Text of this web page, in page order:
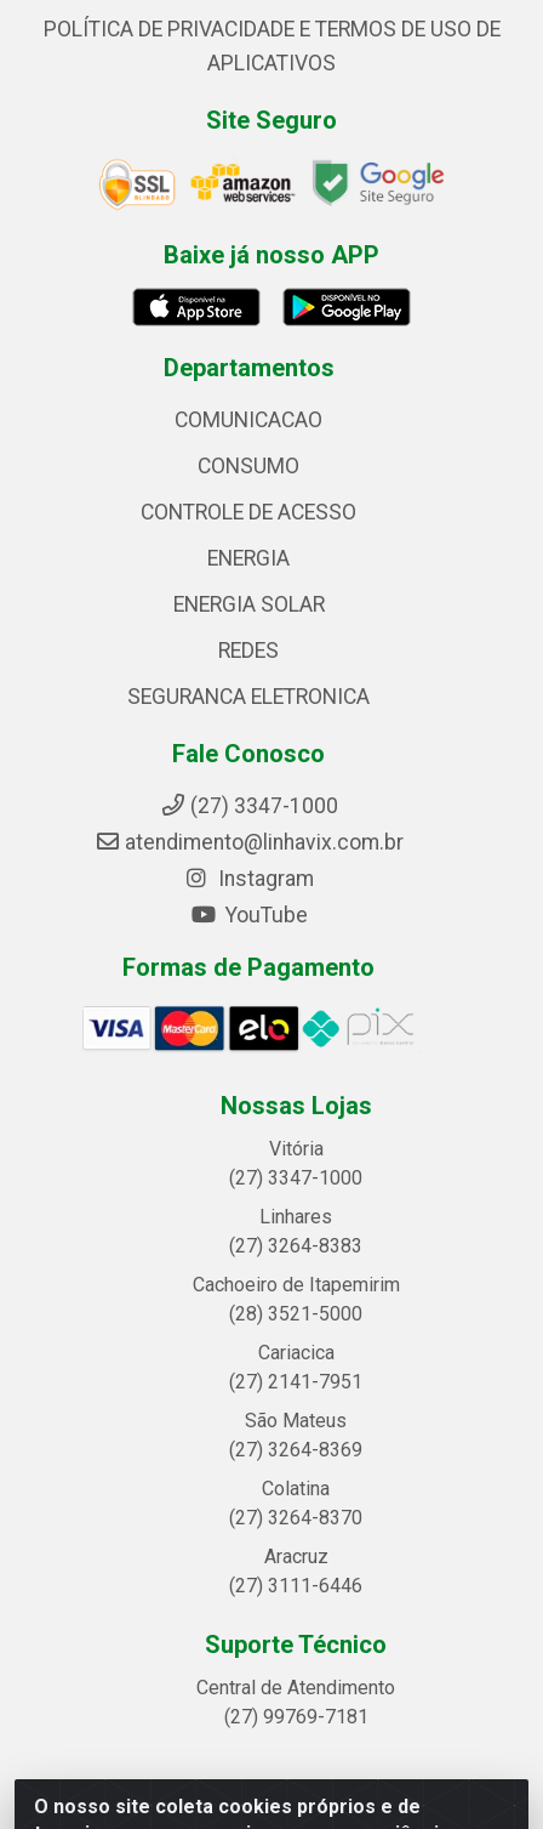
O nosso site coleta cookies próprios e de
POLÍTICA DE PRIVACIDADE E TERMOS DE USO DE
APLICATIVOS
Site Seguro
Baixe já nosso APP
Departamentos
COMUNICACAO
CONSUMO
CONTROLE DE ACESSO
ENERGIA
ENERGIA SOLAR
REDES
SEGURANCA ELETRONICA
Fale Conosco
(27) 3347-1000
atendimento@linhavix.com.br
Instagram
YouTube
Formas de Pagamento
Nossas Lojas
Vitória
(27) 3347-1000
Linhares
(27) 3264-8383
Cachoeiro de Itapemirim
(28) 3521-5000
Cariacica
(27) 2141-7951
São Mateus
(27) 3264-8369
Colatina
(27) 3264-8370
Aracruz
(27) 3111-6446
Suporte Técnico
Central de Atendimento
(27) 99769-7181
Linhavix Distribuidora LTDA - Avenida Alegre, 2521 -